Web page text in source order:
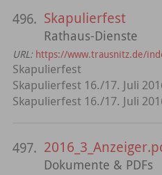
496. Skapulierfest
Rathaus-Dienste
URL: https://www.trausnitz.de/
Skapulierfest
Skapulierfest 16./17. Juli
Skapulierfest 16./17. Juli
497.
Dokumente & PDFs